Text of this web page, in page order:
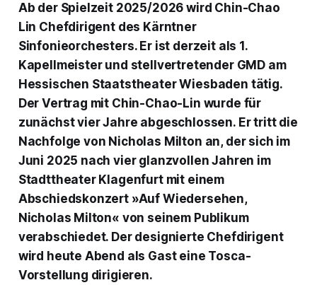
Ab der Spielzeit 2025/2026 wird Chin-Chao
Lin Chefdirigent des Kärntner
Sinfonieorchesters. Er ist derzeit als 1.
Kapellmeister und stellvertretender GMD am
Hessischen Staatstheater Wiesbaden tätig.
Der Vertrag mit Chin-Chao-Lin wurde für
zunächst vier Jahre abgeschlossen. Er tritt die
Nachfolge von Nicholas Milton an, der sich im
Juni 2025 nach vier glanzvollen Jahren im
Stadttheater Klagenfurt mit einem
Abschiedskonzert »Auf Wiedersehen,
Nicholas Milton« von seinem Publikum
verabschiedet. Der designierte Chefdirigent
wird heute Abend als Gast eine Tosca-
Vorstellung dirigieren.